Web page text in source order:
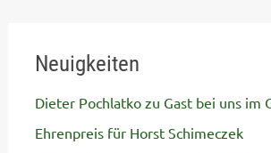
Neuigkeiten
Dieter Pochlatko zu Gast bei uns im
Ehrenpreis für Horst Schimeczek